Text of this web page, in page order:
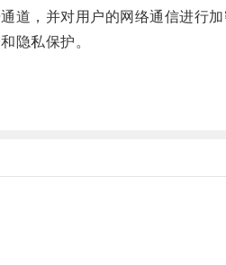
，并对用户的网络通信进行加
隐私保护。